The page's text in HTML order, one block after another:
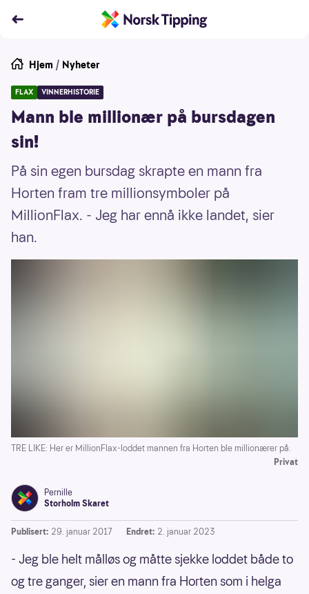
Hjem / Nyheter
FLAX VINNERHISTORIE
Mann ble millionær på bursdagen
sin!
På sin egen bursdag skrapte en mann fra
Horten fram tre millionsymboler på
MillionFlax. - Jeg har ennå ikke landet, sier
han.
TRE LIKE: Her er MillionFlax-loddet mannen fra Horten ble millionærer på.
Privat
Pernille
Storholm Skaret
Publisert: 29. januar 2017 Endret: 2. januar 2023
- Jeg ble helt målløs og måtte sjekke loddet både to
og tre ganger, sier en mann fra Horten som i helga